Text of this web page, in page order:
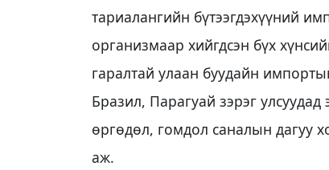
тариалангийн бүтээгдэхүүний
организмаар хийгдсэн бүх
гаралтай улаан буудайн
Бразил, Парагуай зэрэг
өргөдөл, гомдол саналын дагуу
аж.